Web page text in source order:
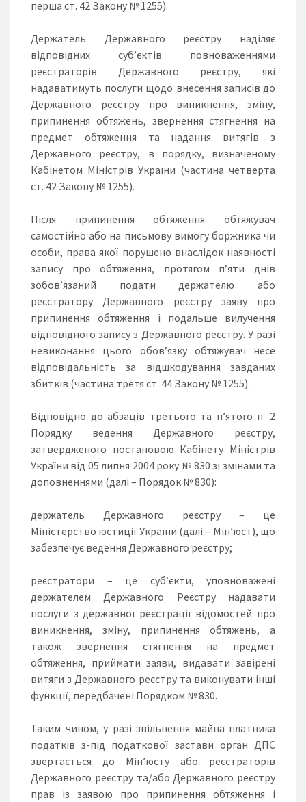
перша ст. 42 Закону № 1255).
Держатель Державного реєстру наділяє
відповідних суб’єктів повноваженнями
реєстраторів Державного реєстру, які
надаватимуть послуги щодо внесення записів до
Державного реєстру про виникнення, зміну,
припинення обтяжень, звернення стягнення на
предмет обтяження та надання витягів з
Державного реєстру, в порядку, визначеному
Кабінетом Міністрів України (частина четверта
ст. 42 Закону № 1255).
Після припинення обтяження обтяжувач
самостійно або на письмову вимогу боржника чи
особи, права якої порушено внаслідок наявності
запису про обтяження, протягом п’яти днів
зобов’язаний подати держателю або
реєстратору Державного реєстру заяву про
припинення обтяження і подальше вилучення
відповідного запису з Державного реєстру. У разі
невиконання цього обов’язку обтяжувач несе
відповідальність за відшкодування завданих
збитків (частина третя ст. 44 Закону № 1255).
Відповідно до абзаців третього та п’ятого п. 2
Порядку ведення Державного реєстру,
затвердженого постановою Кабінету Міністрів
України від 05 липня 2004 року № 830 зі змінами та
доповненнями (далі – Порядок № 830):
держатель Державного реєстру – це
Міністерство юстиції України (далі – Мін’юст), що
забезпечує ведення Державного реєстру;
реєстратори – це суб’єкти, уповноважені
держателем Державного Реєстру надавати
послуги з державної реєстрації відомостей про
виникнення, зміну, припинення обтяжень, а
також звернення стягнення на предмет
обтяження, приймати заяви, видавати завірені
витяги з Державного реєстру та виконувати інші
функції, передбачені Порядком № 830.
Таким чином, у разі звільнення майна платника
податків з-під податкової застави орган ДПС
звертається до Мін’юсту або реєстраторів
Державного реєстру та/або Державного реєстру
прав із заявою про припинення обтяження і